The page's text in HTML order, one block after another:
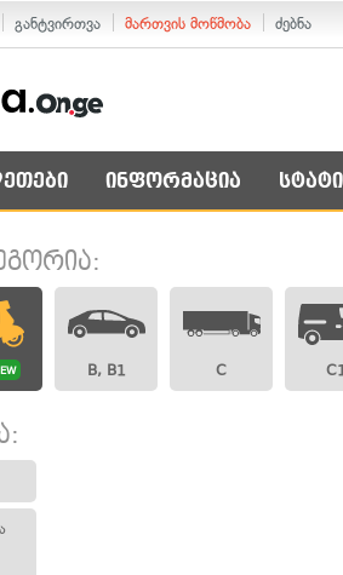
განტვირთვა მართვის მოწმობა ძებნა
ინფორმაცია
B, B1 C